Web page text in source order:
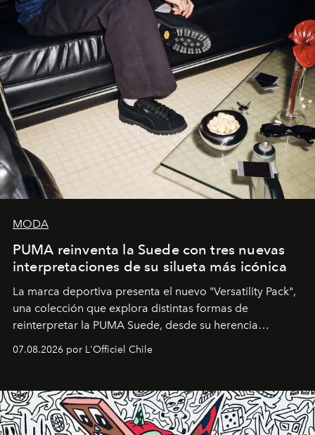
MODA
PUMA reinventa la Suede con tres nuevas
interpretaciones de su silueta más icónica
La marca deportiva presenta el nuevo "Versatility Pack",
una colección que explora distintas formas de
reinterpretar la PUMA Suede, desde su herencia
deportiva hasta una mirada moderna inspirada en el
diseño y el universo outdoor.
07.08.2026 por L'Officiel Chile